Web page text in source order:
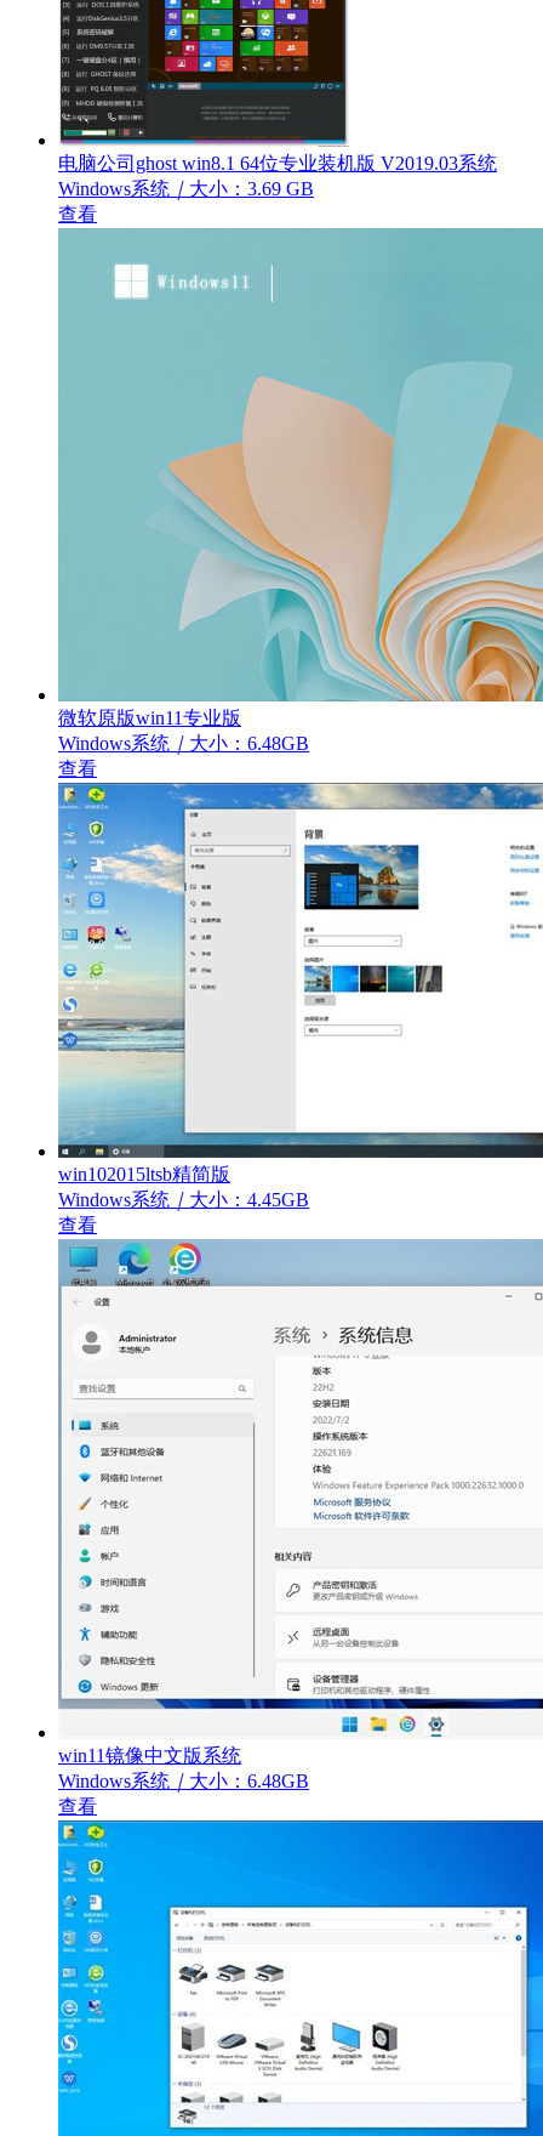
电脑公司ghost win8.1 64位专业装机版 V2019.03系统
Windows系统 ｜ 大小：3.69 GB
查看
微软原版win11专业版
Windows系统 ｜ 大小：6.48GB
查看
win102015ltsb精简版
Windows系统 ｜ 大小：4.45GB
查看
win11镜像中文版系统
Windows系统 ｜ 大小：6.48GB
查看